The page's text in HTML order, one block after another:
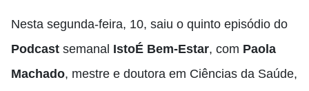
Nesta segunda-feira, 10, saiu o quinto episódio do
Podcast semanal IstoÉ Bem-Estar, com Paola
Machado, mestre e doutora em Ciências da Saúde,